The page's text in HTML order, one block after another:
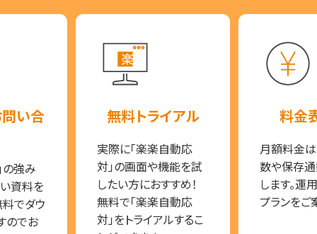
資料を
くださ
無料トライアル
実際に「楽楽自動応
したい方におすすめ！
対」をトライアルするこ
とができます。
試してみる
料金
月額料金
します。
料金